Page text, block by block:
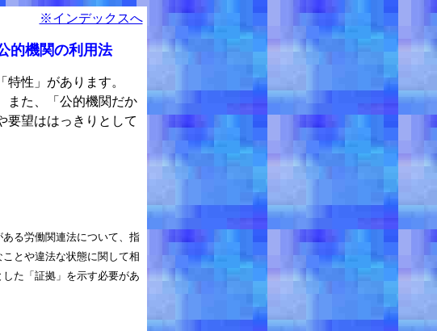
※インデックスへ
的機関の利用法
性」があります。
また、「公的機関だか
要望ははっきりとして
る労働関連法について、指
とや違法な状態に関して相
た「証拠」を示す必要があ